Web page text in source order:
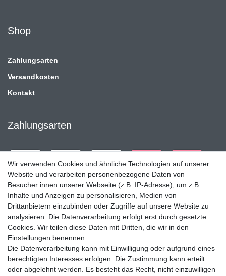
Shop
Zahlungsarten
Versandkosten
Kontakt
Zahlungsarten
Versandpartner
Wir verwenden Cookies und ähnliche Technologien auf unserer
Website und verarbeiten personenbezogene Daten von
Besucher:innen unserer Webseite (z.B. IP-Adresse), um z.B.
Inhalte und Anzeigen zu personalisieren, Medien von
Drittanbietern einzubinden oder Zugriffe auf unsere Website zu
analysieren. Die Datenverarbeitung erfolgt erst durch gesetzte
Cookies. Wir teilen diese Daten mit Dritten, die wir in den
Einstellungen benennen.
Die Datenverarbeitung kann mit Einwilligung oder aufgrund eines
berechtigten Interesses erfolgen. Die Zustimmung kann erteilt
oder abgelehnt werden. Es besteht das Recht, nicht einzuwilligen